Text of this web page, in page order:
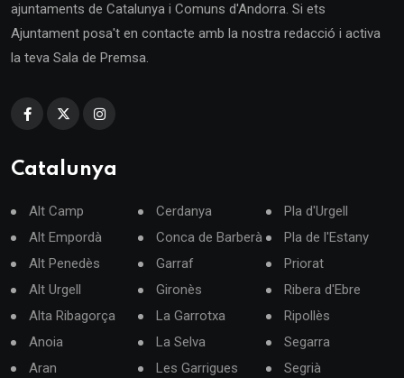
ajuntaments de Catalunya i Comuns d'Andorra. Si ets
Ajuntament posa't en contacte amb la nostra redacció i activa
la teva Sala de Premsa.
Catalunya
Alt Camp
Alt Empordà
Alt Penedès
Alt Urgell
Alta Ribagorça
Anoia
Aran
Cerdanya
Conca de Barberà
Garraf
Gironès
La Garrotxa
La Selva
Les Garrigues
Pla d'Urgell
Pla de l'Estany
Priorat
Ribera d'Ebre
Ripollès
Segarra
Segrià